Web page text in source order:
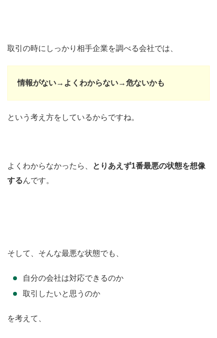
取引の時にしっかり相手企業を調べる会社では、
情報がない→よくわからない→危ないかも
という考え方をしているからですね。
よくわからなかったら、
とりあえず1番最悪の状態を想像
するんです。
そして、そんな最悪な状態でも、
自分の会社は対応できるのか
取引したいと思うのか
を考えて、